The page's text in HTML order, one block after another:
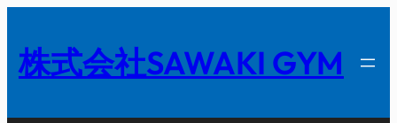
を
キ
株式会社SAWAKI GYM